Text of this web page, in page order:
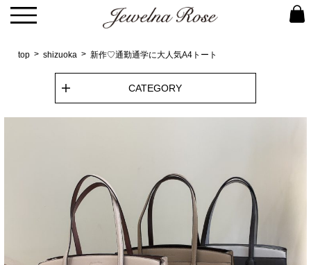
top shizuoka 新作♡通勤通学に大人気A4トート
CATEGORY